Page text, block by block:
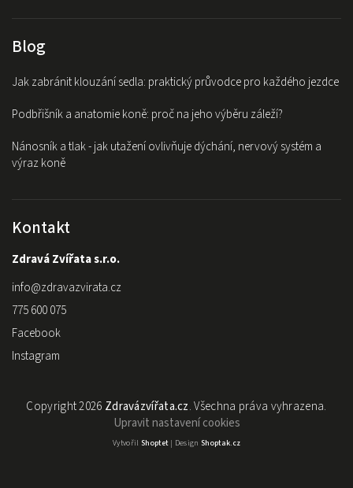
Blog
Jak zabránit klouzání sedla: praktický průvodce pro každého jezdce
Podbřišník a anatomie koně: proč na jeho výběru záleží?
Nánosník a tlak - jak utažení ovlivňuje dýchání, nervový systém a
výraz koně
Kontakt
Zdravá Zvířata s.r.o.
info@zdravazvirata.cz
775 600 075
Facebook
Instagram
Copyright 2026 Zdravázvířata.cz. Všechna práva vyhrazena.
Upravit nastavení cookies
Vytvořil Shoptet| Design Shoptak.cz